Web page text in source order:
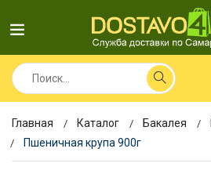
Главная Каталог Бакалея
Пшеничная крупа 900г